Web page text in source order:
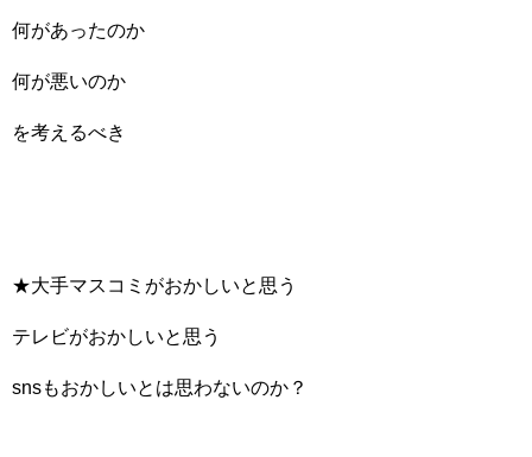
何があったのか
何が悪いのか
を考えるべき
★大手マスコミがおかしいと思う
テレビがおかしいと思う
snsもおかしいとは思わないのか？